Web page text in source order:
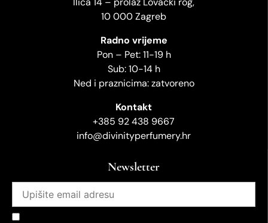
10 000 Zagreb
Radno vrijeme
Pon – Pet: 11-19 h
Sub: 10-14 h
Ned i praznicima: zatvoreno
Kontakt
+385 92 438 9667
info@divinityperfumery.hr
Newsletter